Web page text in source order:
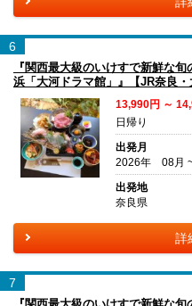
6
『関西最大級のいけすで新鮮な
浜「大河ドラマ館」』【JR奈良
13,990円 ～
日帰り
出発月
2026年 08月
出発地
奈良県
詳
7